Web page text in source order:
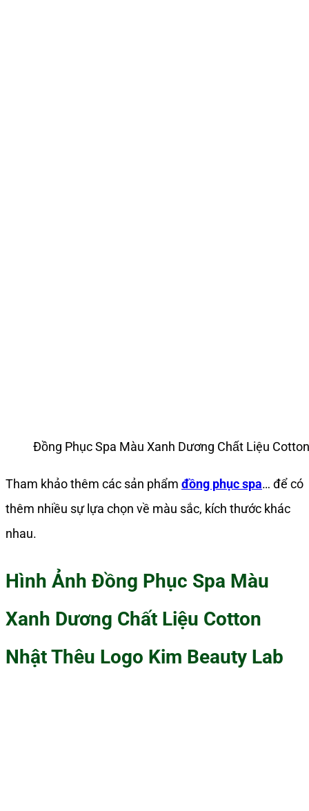
Đồng Phục Spa Màu Xanh Dương Chất Liệu
Tham khảo thêm các sản phẩm đồng phục spa… để có
thêm nhiều sự lựa chọn về màu sắc, kích thước khác
nhau.
Hình Ảnh Đồng Phục Spa Màu
Xanh Dương Chất Liệu Cotton
Nhật Thêu Logo Kim Beauty Lab